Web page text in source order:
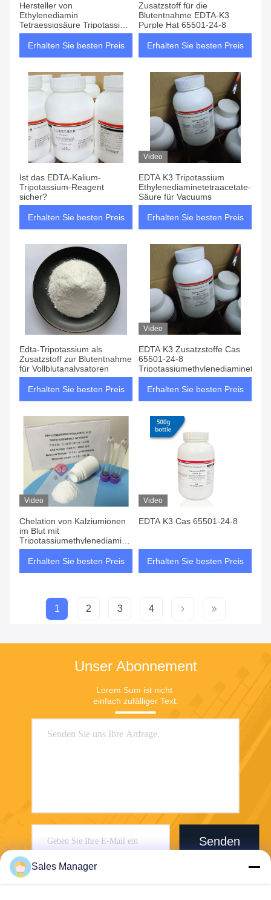
Hersteller von
Ethylenediamin
Tetraessigsäure Tripotassium
65501-24-8
Erhalten Sie besten Preis
Zusatzstoff für die
Blutentnahme EDTA-K3
Purple Hat 65501-24-8
Erhalten Sie besten Preis
Ist das EDTA-Kalium-
Tripotassium-Reagent
sicher?
Erhalten Sie besten Preis
Video
EDTA K3 Tripotassium
Ethylenediaminetetraacetate-
Säure für Vacuums
Erhalten Sie besten Preis
Edta-Tripotassium als
Zusatzstoff zur Blutentnahme
für Vollblutanalysatoren
Erhalten Sie besten Preis
Video
EDTA K3 Zusatzstoffe Cas
65501-24-8
Erhalten Sie besten Preis
Video
Chelation von Kalziumionen
im Blut mit
Tripotassiumethylenediaminetetraacetate
65501-24-8
Erhalten Sie besten Preis
Video
EDTA K3 Cas 65501-24-8
Erhalten Sie besten Preis
1 2 3 4
Unser Abonnement
Lorem Sum ist nicht
einfach zufälliger Text.
Senden
Sales Manager